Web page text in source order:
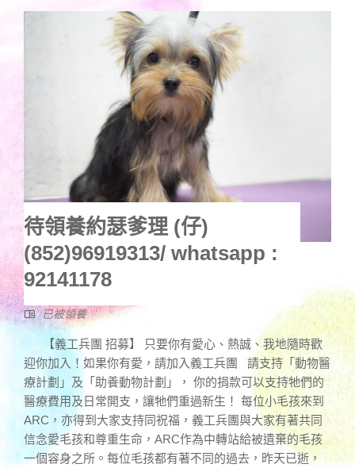
待領養約瑟爹理 (仔)
(852)96919313/ whatsapp :
92141178
已被領養
【義工兵團 招募】 只要你有愛心、熱誠、我地隨時歡
迎你加入！如果你有愛，請加入義工兵團 請支持「動物醫
療計劃」及「助養動物計劃」， 你的捐款可以支持牠們的
醫療費用及日常開支，讓牠們重過新生！ 每位小毛孩來到
ARC，亦得到大家支持同祝福，義工兵團與大家有著共同
信念愛毛孩和尊重生命，ARC作為中轉站給被遺棄的毛孩
一個容身之所。每位毛孩都有著不同的過去，昨天已逝，